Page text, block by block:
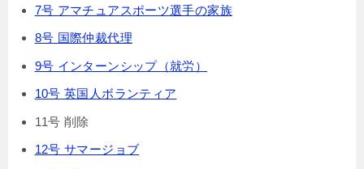
7号 アマチュアスポーツ選手の家族
8号 国際仲裁代理
9号 インターンシップ（就労）
10号 英国人ボランティア
11号 削除
12号 サマージョブ